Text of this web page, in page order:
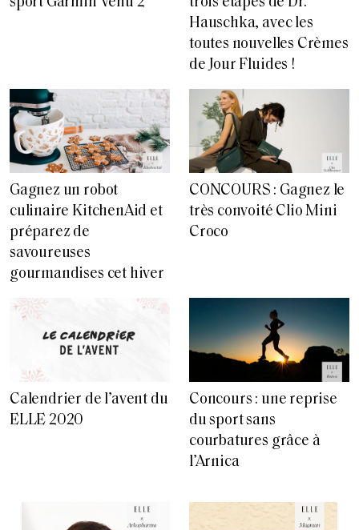
sport Garmin Venu 2
trois étapes de Dr.
Hauschka, avec les
toutes nouvelles Crèmes
de Jour Fluides !
Gagnez un robot
culinaire KitchenAid et
préparez de
savoureuses
gourmandises cet hiver
CONCOURS : Gagnez le
très convoité Clio Mini
Croco
Calendrier de l’avent du
ELLE 2020
Concours : une reprise
du sport sans
courbatures grâce à
l’Arnica